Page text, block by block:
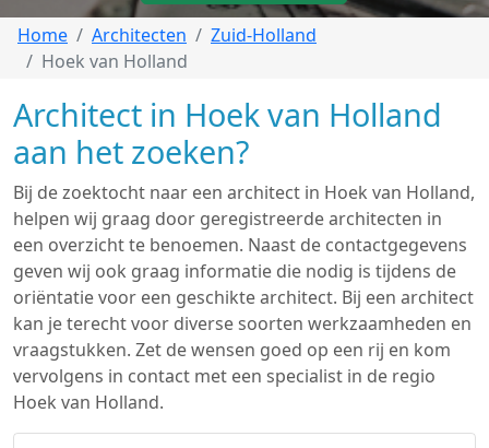
Home Architecten
Zuid-Holland
Hoek van Holland
Architect in Hoek van Holland
aan het zoeken?
Bij de zoektocht naar een architect in Hoek van Holland,
helpen wij graag door geregistreerde architecten in
een overzicht te benoemen. Naast de contactgegevens
geven wij ook graag informatie die nodig is tijdens de
oriëntatie voor een geschikte architect. Bij een architect
kan je terecht voor diverse soorten werkzaamheden en
vraagstukken. Zet de wensen goed op een rij en kom
vervolgens in contact met een specialist in de regio
Hoek van Holland.